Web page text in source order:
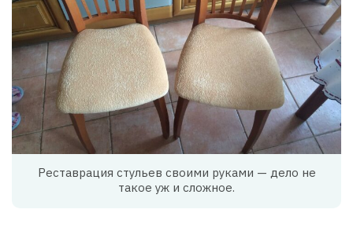
Реставрация стульев своими руками — дело не
такое уж и сложное.